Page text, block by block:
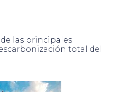
las principales
total del